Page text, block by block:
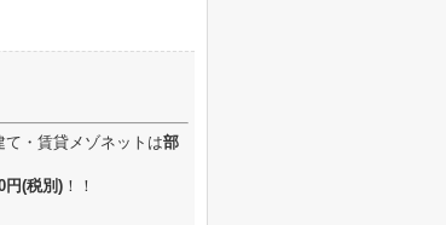
・賃貸メゾネットは部
円(税別) ！！